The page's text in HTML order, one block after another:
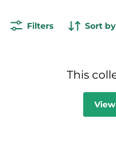
Filters Sort by
This